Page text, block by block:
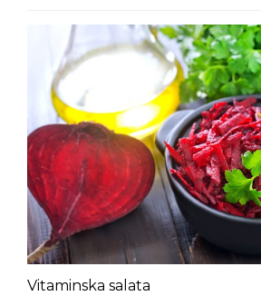
Vitaminska salata